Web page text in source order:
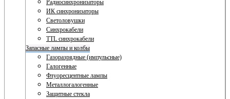
Радиосинхронизаторы
ИК синхронизаторы
Светоловушки
Синхрокабели
TTL синхрокабели
Запасные лампы и колбы
Газоразрядные (импульсные)
Галогенные
Флуоресцентные лампы
Металлогалогенные
Защитные стекла